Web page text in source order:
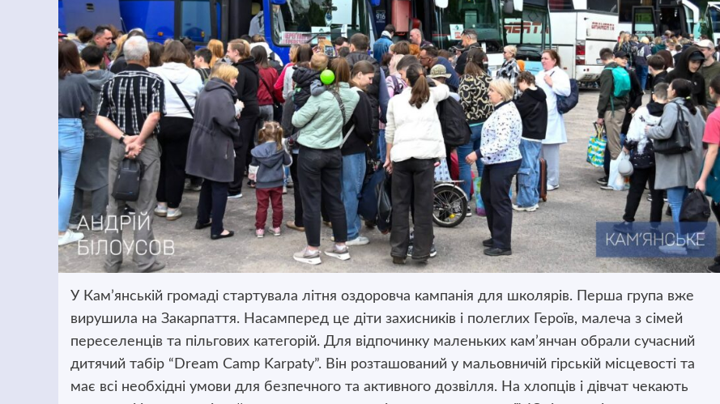
У Кам’янській громаді стартувала літня оздоровча кампанія для школярів. Перша група вже
вирушила на Закарпаття. Насамперед це діти захисників і полеглих Героїв, малеча з сімей
переселенців та пільгових категорій. Для відпочинку маленьких кам’янчан обрали сучасний
дитячий табір “Dream Camp Karpaty”. Він розташований у мальовничій гірській місцевості та
має всі необхідні умови для безпечного та активного дозвілля. На хлопців і дівчат чекають